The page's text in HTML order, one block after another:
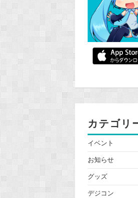
カテゴリ
イベント
お知らせ
グッズ
デジコン